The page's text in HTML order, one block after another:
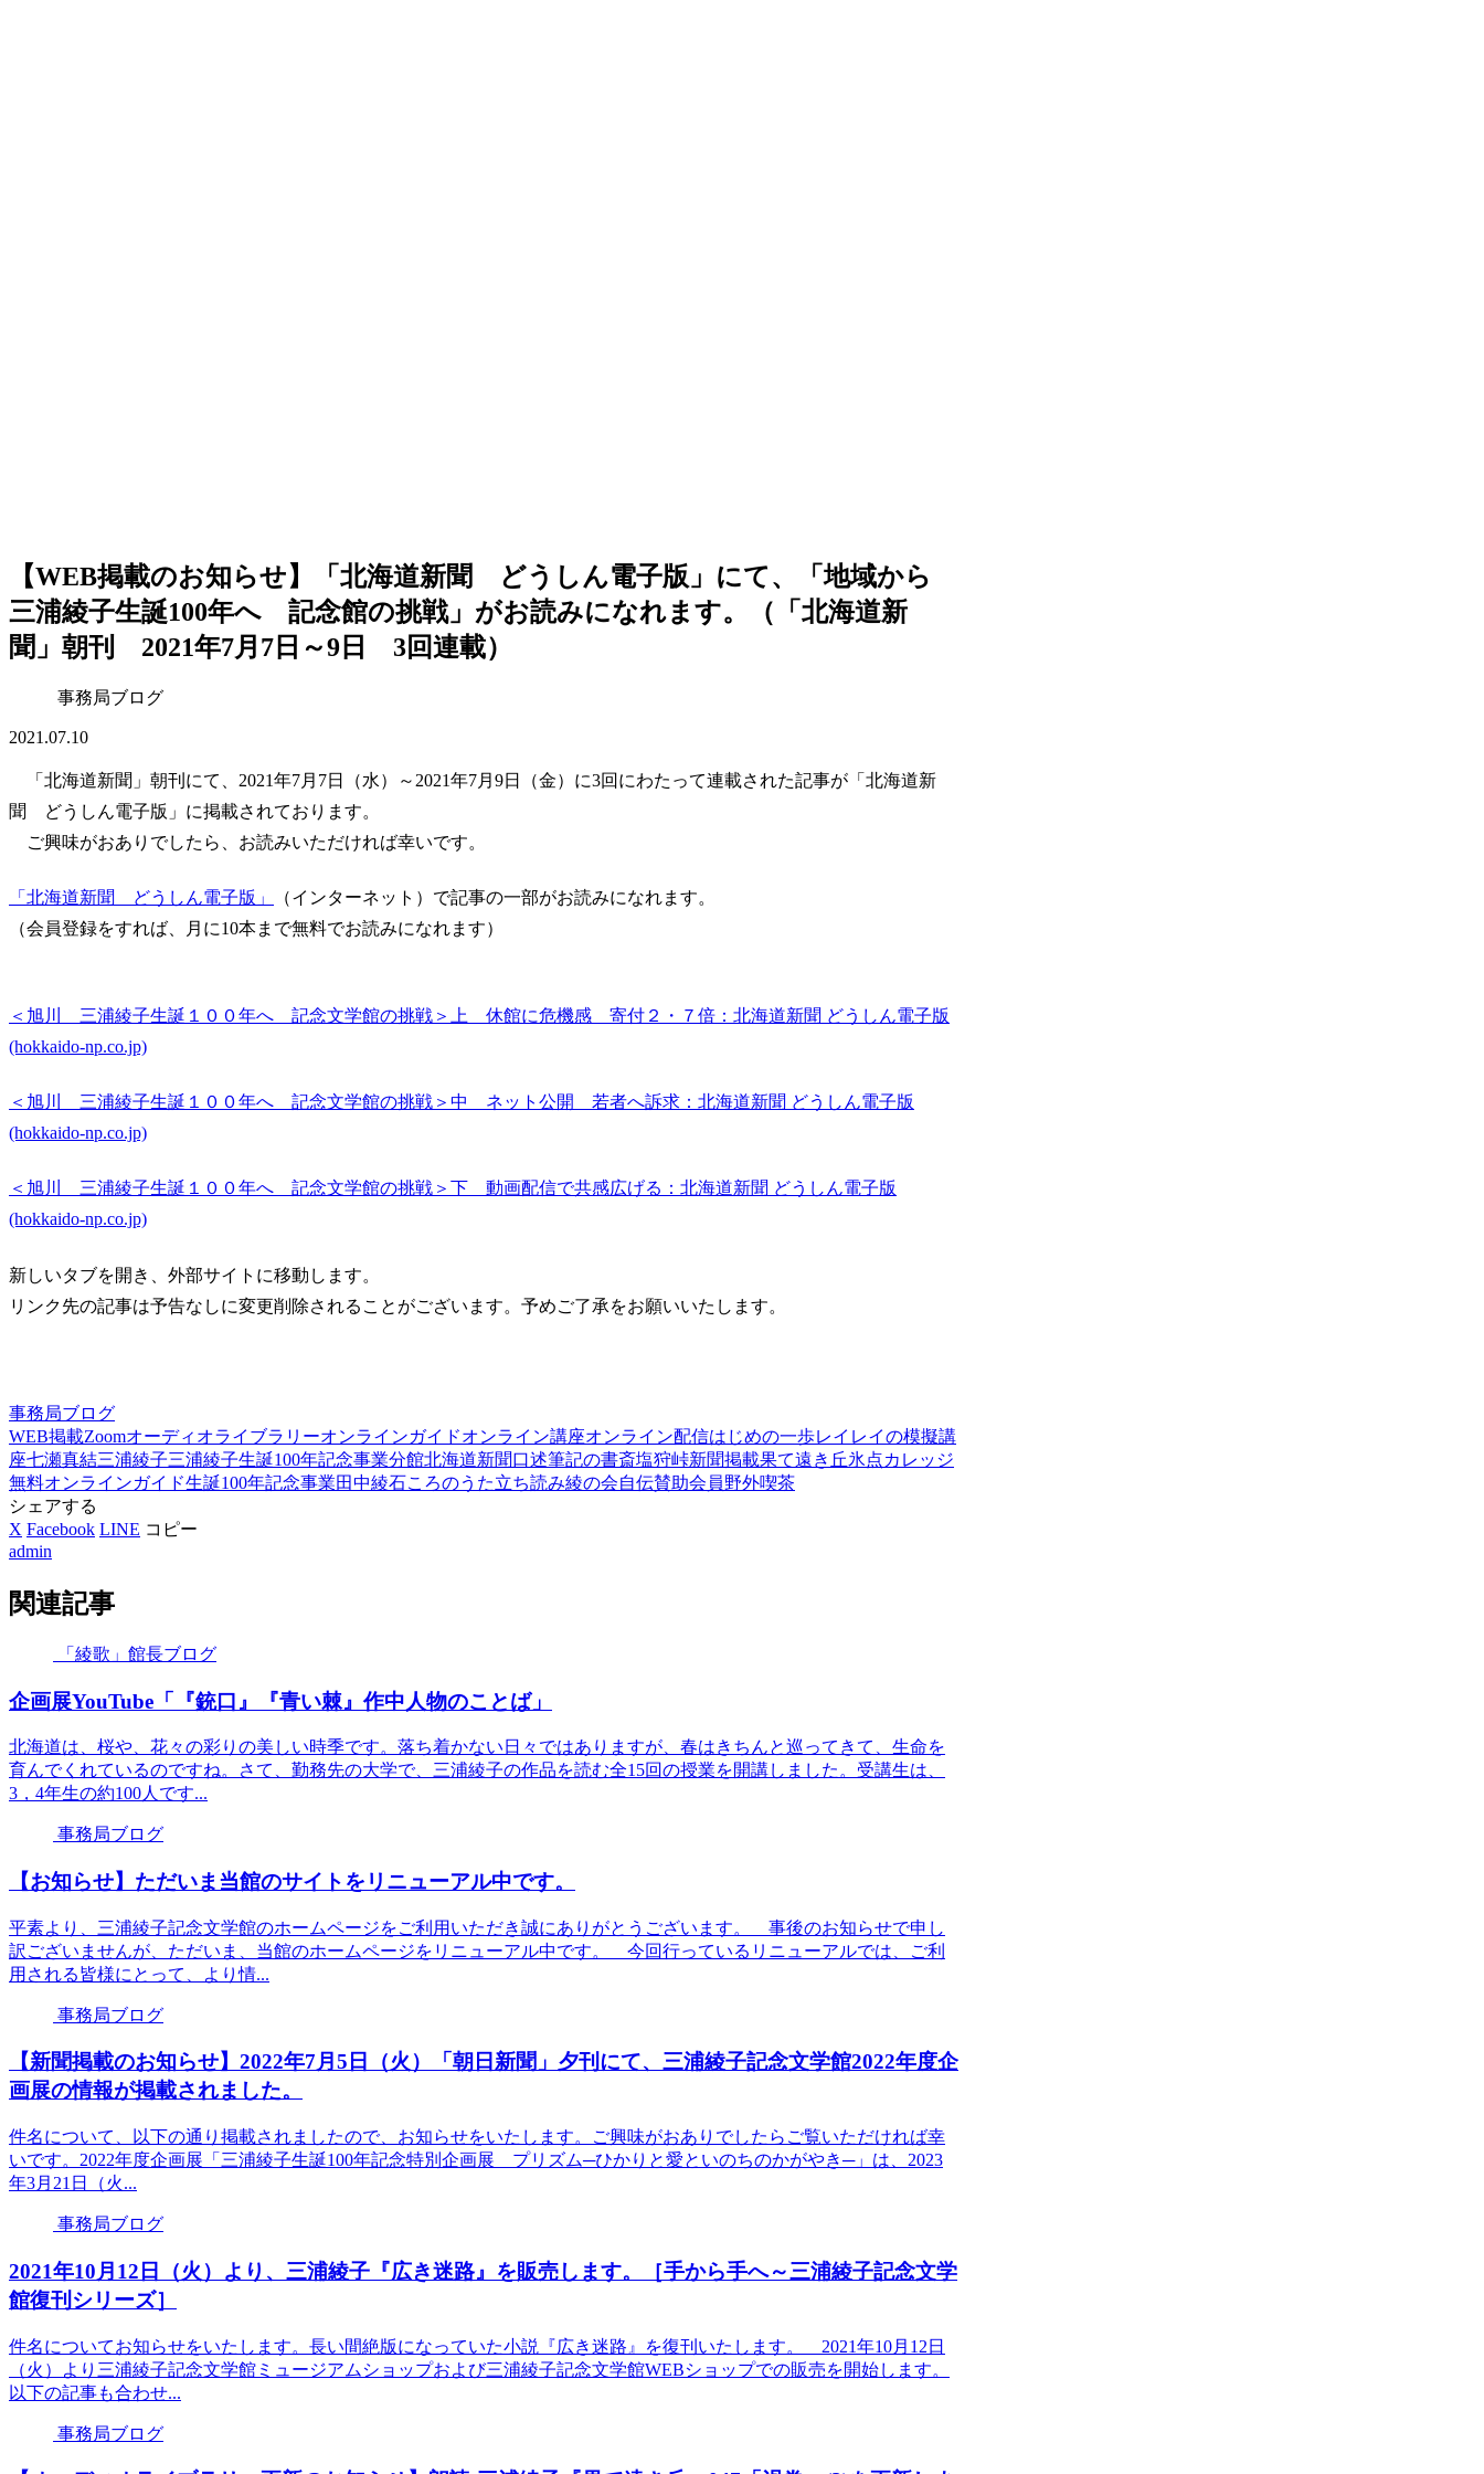
【WEB掲載のお知らせ】「北海道新聞 どうしん電子版」にて、「地域から
三浦綾子生誕100年へ 記念館の挑戦」がお読みになれます。（「北海道新
聞」朝刊 2021年7月7日～9日 3回連載）
事務局ブログ
2021.07.10
「北海道新聞」朝刊にて、2021年7月7日（水）～2021年7月9日（金）に3回にわたって連載された記事が「北海道新
聞 どうしん電子版」に掲載されております。
ご興味がおありでしたら、お読みいただければ幸いです。
「北海道新聞 どうしん電子版」
（インターネット）で記事の一部がお読みになれます。
（会員登録をすれば、月に10本まで無料でお読みになれます）
＜旭川 三浦綾子生誕１００年へ 記念文学館の挑戦＞上 休館に危機感 寄付２・７倍：北海道新聞 どうしん電子版
(hokkaido-np.co.jp)
＜旭川 三浦綾子生誕１００年へ 記念文学館の挑戦＞中 ネット公開 若者へ訴求：北海道新聞 どうしん電子版
(hokkaido-np.co.jp)
＜旭川 三浦綾子生誕１００年へ 記念文学館の挑戦＞下 動画配信で共感広げる：北海道新聞 どうしん電子版
(hokkaido-np.co.jp)
新しいタブを開き、外部サイトに移動します。
リンク先の記事は予告なしに変更削除されることがございます。予めご了承をお願いいたします。
事務局ブログ
WEB掲載Zoomオーディオライブラリーオンラインガイドオンライン講座オンライン配信はじめの一歩レイ レイの模擬講
座七瀬真結三浦綾子三浦綾子生誕100年記念事業分館北海道新聞口述筆記の書斎塩狩峠新聞掲載果て遠き丘氷点カレッジ
無料オンラインガイド生誕100年記念事業田中綾石ころのうた立ち読み綾の会自伝賛助会員野外喫茶
シェアする
X Facebook LINE コピー
admin
関連記事
「綾歌」館長ブログ
企画展YouTube「『銃口』『青い棘』作中人物のことば」
北海道は、桜や、花々の彩りの美しい時季です。落ち着かない日々ではありますが、春はきちんと巡ってきて、生命を
育んでくれているのですね。さて、勤務先の大学で、三浦綾子の作品を読む全15回の授業を開講しました。受講生は、
3，4年生の約100人です...
事務局ブログ
【お知らせ】ただいま当館のサイトをリニューアル中です。
平素より、三浦綾子記念文学館のホームページをご利用いただき誠にありがとうございます。 事後のお知らせで申し
訳ございませんが、ただいま、当館のホームページをリニューアル中です。 今回行っているリニューアルでは、ご利
用される皆様にとって、より情...
事務局ブログ
【新聞掲載のお知らせ】2022年7月5日（火）「朝日新聞」夕刊にて、三浦綾子記念文学館2022年度企
画展の情報が掲載されました。
件名について、以下の通り掲載されましたので、お知らせをいたします。ご興味がおありでしたらご覧いただければ幸
いです。2022年度企画展「三浦綾子生誕100年記念特別企画展 プリズム─ひかりと愛といのちのかがやき─」は、2023
年3月21日（火...
事務局ブログ
2021年10月12日（火）より、三浦綾子『広き迷路』を販売します。［手から手へ～三浦綾子記念文学
館復刊シリーズ］
件名についてお知らせをいたします。長い間絶版になっていた小説『広き迷路』を復刊いたします。 2021年10月12日
（火）より三浦綾子記念文学館ミュージアムショップおよび三浦綾子記念文学館WEBショップでの販売を開始します。
以下の記事も合わせ...
事務局ブログ